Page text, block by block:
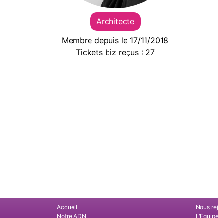
Architecte
Membre depuis le 17/11/2018
Tickets biz reçus : 27
Accueil
Notre ADN
Nous
L'Equipe